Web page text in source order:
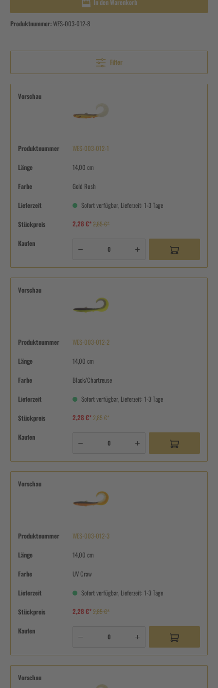
In den Warenkorb
Produktnummer:WES-003-012-8
Filter
Vorschau
Produktnummer WES-003-012-1
Länge 14,00 cm
Farbe Gold Rush
Lieferzeit Sofort verfügbar, Lieferzeit: 1-3 Tage
Stückpreis 2,28 €*2,85 €*
Kaufen
Vorschau
Produktnummer WES-003-012-2
Länge 14,00 cm
Farbe Black/Chartreuse
Lieferzeit Sofort verfügbar, Lieferzeit: 1-3 Tage
Stückpreis 2,28 €*2,85 €*
Kaufen
Vorschau
Produktnummer WES-003-012-3
Länge 14,00 cm
Farbe UV Craw
Lieferzeit Sofort verfügbar, Lieferzeit: 1-3 Tage
Stückpreis 2,28 €*2,85 €*
Kaufen
Vorschau